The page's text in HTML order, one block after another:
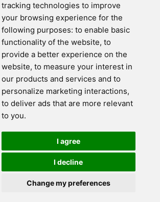
tracking technologies to improve
your browsing experience for the
following purposes: to enable basic
functionality of the website, to
provide a better experience on the
website, to measure your interest in
our products and services and to
personalize marketing interactions,
to deliver ads that are more relevant
to you.
I agree
I decline
Change my preferences
του ύπνου σας. Κάντε το τεστ εδώ!
στα πλαίσια του Σχεδίου Ψηφιακής
και συγχρηματοδοτείται από το
Περιφερειακής Ανάπτυξης και την Κυπριακή